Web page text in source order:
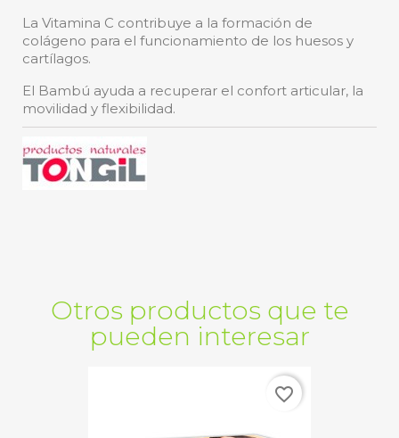
La Vitamina C contribuye a la formación de
colágeno para el funcionamiento de los huesos y
cartílagos.
El Bambú ayuda a recuperar el confort articular, la
movilidad y flexibilidad.
Otros productos que te
pueden interesar
favorite_border